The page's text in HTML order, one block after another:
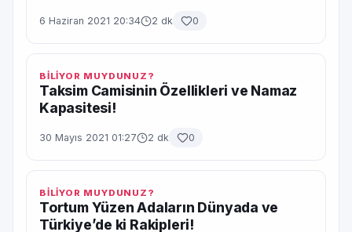
6 Haziran 2021 20:34 2 dk 0
BİLİYOR MUYDUNUZ?
Taksim Camisinin Özellikleri ve Namaz
Kapasitesi!
30 Mayıs 2021 01:27 2 dk 0
BİLİYOR MUYDUNUZ?
Tortum Yüzen Adaların Dünyada ve
Türkiye’de ki Rakipleri!